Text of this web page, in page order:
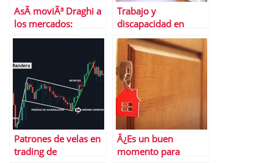
AsÃ­ moviÃ³ Draghi a
los mercados:
resumen de la
Trabajo y
discapacidad en
internet
Patrones de velas en
trading de
Â¿Es un buen
momento para